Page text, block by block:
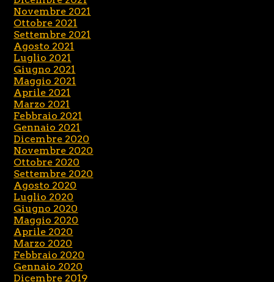
Novembre 2021
Ottobre 2021
Settembre 2021
Agosto 2021
Luglio 2021
Giugno 2021
Maggio 2021
Aprile 2021
Marzo 2021
Febbraio 2021
Gennaio 2021
Dicembre 2020
Novembre 2020
Ottobre 2020
Settembre 2020
Agosto 2020
Luglio 2020
Giugno 2020
Maggio 2020
Aprile 2020
Marzo 2020
Febbraio 2020
Gennaio 2020
Dicembre 2019